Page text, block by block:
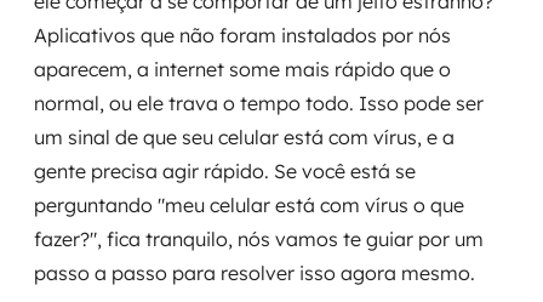
Data Lakes & Warehouses
Governança de dados
Modernização de aplicações
Desenvolvimento web e mobile
Modernização tecnológica
Aplicativos que não foram instalados por nós
aparecem, a internet some mais rápido que o
normal, ou ele trava o tempo todo. Isso pode ser
um sinal de que seu celular está com vírus, e a
gente precisa agir rápido. Se você está se
perguntando "meu celular está com vírus o que
fazer?", fica tranquilo, nós vamos te guiar por um
passo a passo para resolver isso agora mesmo.